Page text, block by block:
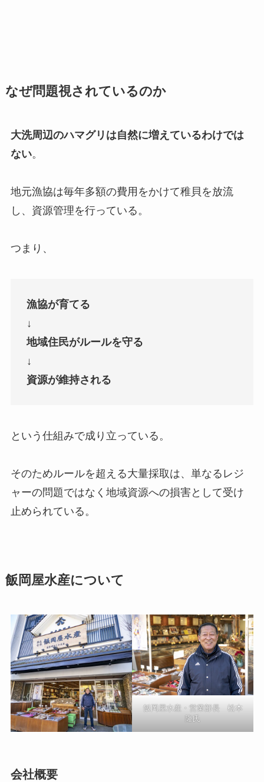
なぜ問題視されているのか
大洗周辺のハマグリは自然に増えているわけでは
ない。
地元漁協は毎年多額の費用をかけて稚貝を放流
し、資源管理を行っている。
つまり、
漁協が育てる
↓
地域住民がルールを守る
↓
資源が維持される
という仕組みで成り立っている。
そのためルールを超える大量採取は、単なるレジ
ャーの問題ではなく地域資源への損害として受け
止められている。
飯岡屋水産について
飯岡屋水産・営業部長 松本
隆氏
会社概要